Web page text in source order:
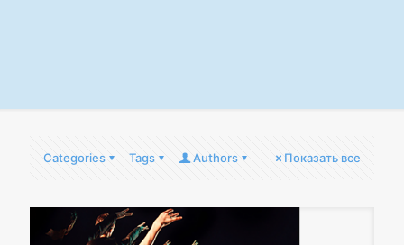
Categories Tags Authors Показать все